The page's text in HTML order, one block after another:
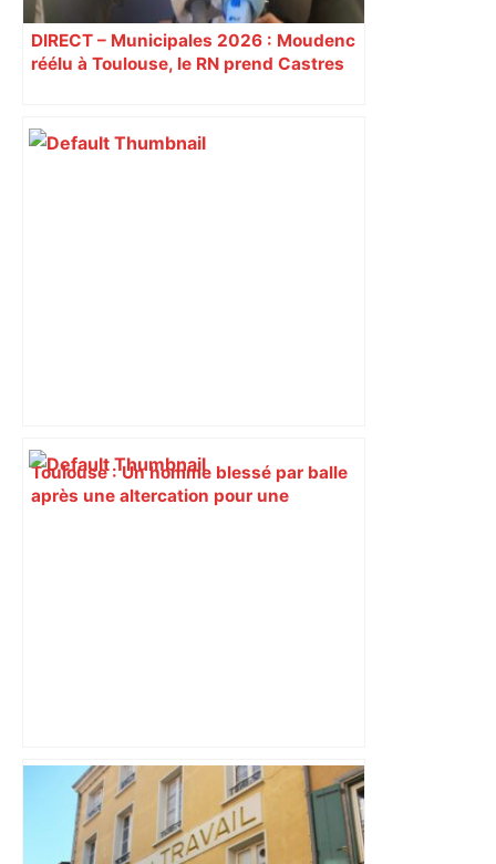
DIRECT – Municipales 2026 : Moudenc
réélu à Toulouse, le RN prend Castres
Toulouse : Un homme blessé par balle
après une altercation pour une
Vous pensiez que c’était comme une
voiture ? La vérité sur les avions qui
reculent – ici.fr